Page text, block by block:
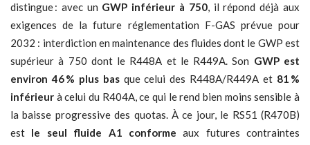
distingue : avec un GWP inférieur à 750, il répond déjà aux
exigences de la future réglementation F-GAS prévue pour
2032 : interdiction en maintenance des fluides dont le GWP est
supérieur à 750 dont le R448A et le R449A. Son GWP est
environ 46 % plus basque celui des R448A/R449A et 81 %
inférieur à celui du R404A, ce qui le rend bien moins sensible à
la baisse progressive des quotas. À ce jour, le RS51 (R470B)
est le seul fluide A1 conforme aux futures contraintes